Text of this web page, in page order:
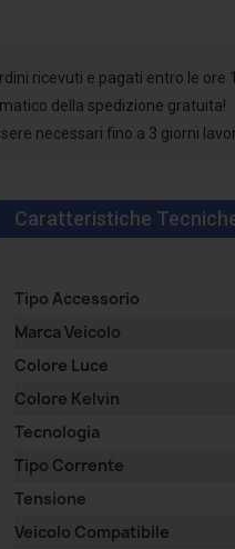
ricevuti e pagati entro le ore
della spedizione gratuita!
necessari fino a 3 giorni
Caratteristiche
Tipo Accessorio
Marca Veicolo
Colore Luce
Colore Kelvin
Tecnologia
Tipo Corrente
Tensione
Veicolo Compatibile